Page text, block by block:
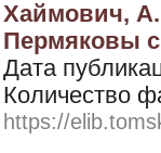
Хаймович,
Пермяковы
Дата
Количество
https://